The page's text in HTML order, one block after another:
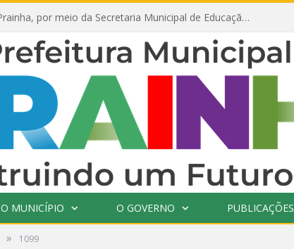
Prefeitura de Prainha, por meio da Secretaria Municipal de Educação, abre 354 vagas na área da Educação para 2025 com processo seletivo simplificado
O MUNICÍPIO O GOVERNO PUBLICAÇÕES
» 1099